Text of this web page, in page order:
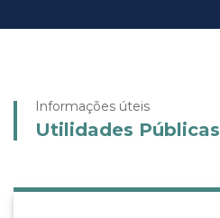
Informações úteis
Utilidades Públicas